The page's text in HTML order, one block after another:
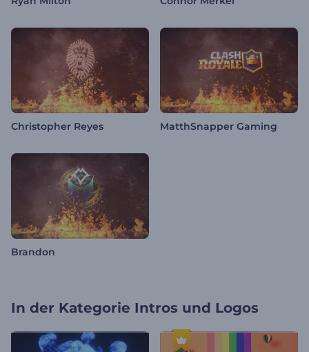
Christopher Reyes MatthSnapper Gaming
Brandon
In der Kategorie Intros und Logos